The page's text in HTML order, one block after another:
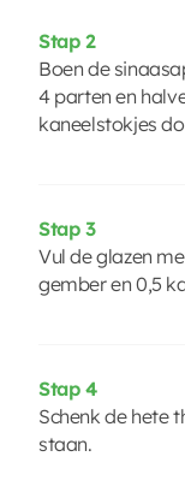
Stap 2
Boen de
4 parten en
kaneelstokjes
Stap 3
Vul de glazen
gember en 0,5
Stap 4
Schenk de hete
staan.